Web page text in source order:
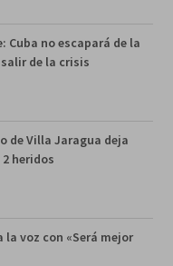
Cuba no escapará de la
de la crisis
de Villa Jaragua deja
heridos
la voz con «Será mejor